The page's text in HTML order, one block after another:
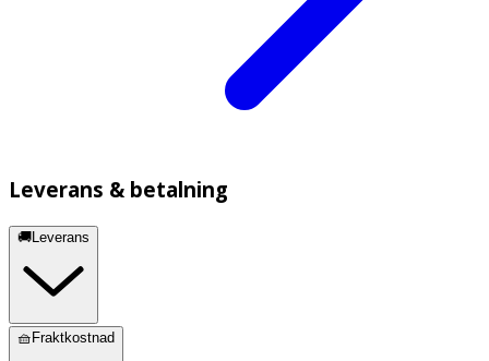
Leverans & betalning
🚚Leverans
🧺Fraktkostnad